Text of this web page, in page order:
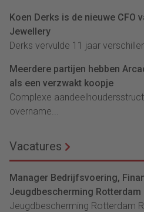
Koen Derks is de nieuwe CFO
Jewellery
Derks vervulde 11 jaar
Meerdere partijen hebben
als een verzwakt koopje
Complexe
overname...
Vacatures
Manager Bedrijfsvoering,
Jeugdbescherming Rotterdam
Jeugdbescherming Rotterdam